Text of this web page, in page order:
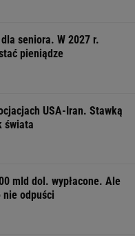
seniora. W 2027 r.
pieniądze
USA-Iran. Stawką
świata
mld dol. wypłacone. Ale
nie odpuści